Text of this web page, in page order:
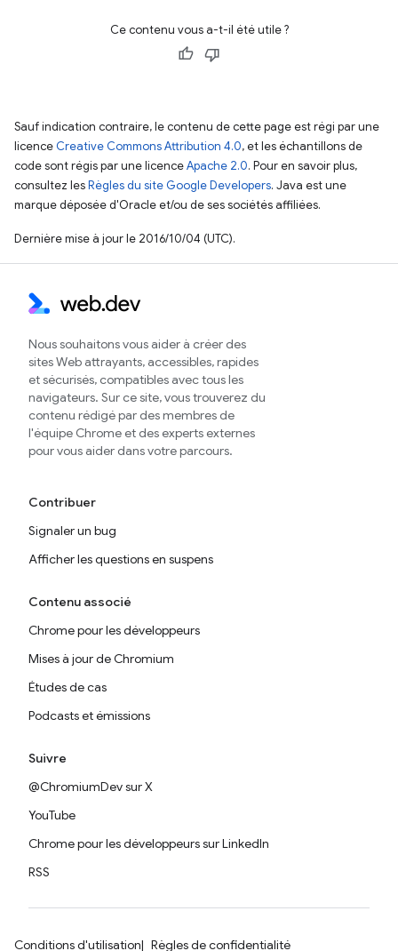
Ce contenu vous a-t-il été utile ?
Sauf indication contraire, le contenu de cette page est régi par une
licence Creative Commons Attribution 4.0, et les échantillons de
code sont régis par une licenceApache 2.0. Pour en savoir plus,
consultez lesRègles du site Google Developers. Java est une
marque déposée d'Oracle et/ou de ses sociétés affiliées.
Dernière mise à jour le 2016/10/04 (UTC).
Nous souhaitons vous aider à créer des
sites Web attrayants, accessibles, rapides
et sécurisés, compatibles avec tous les
navigateurs. Sur ce site, vous trouverez du
contenu rédigé par des membres de
l'équipe Chrome et des experts externes
pour vous aider dans votre parcours.
Contribuer
Signaler un bug
Afficher les questions en suspens
Contenu associé
Chrome pour les développeurs
Mises à jour de Chromium
Études de cas
Podcasts et émissions
Suivre
@ChromiumDev sur X
YouTube
Chrome pour les développeurs sur LinkedIn
RSS
Conditions d'utilisation Règles de confidentialité